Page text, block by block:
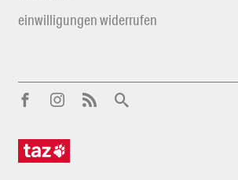
einwilligungen widerrufen